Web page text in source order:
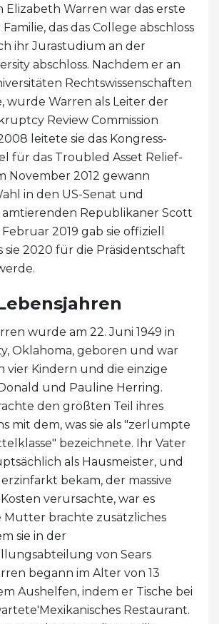
Elizabeth Warren war das erste
das das College abschloss
ihr Jurastudium an der
abschloss. Nachdem er an
Rechtswissenschaften
wurde Warren als Leiter der
Review Commission
leitete sie das Kongress-
für das Troubled Asset Relief-
November 2012 gewann
in den US-Senat und
amtierenden Republikaner Scott
2019 gab sie offiziell
sie 2020 für die Präsidentschaft
wurde am 22. Juni 1949 in
Oklahoma, geboren und war
vier Kindern und die einzige
und Pauline Herring.
den größten Teil ihres
mit dem, was sie als "zerlumpte
bezeichnete. Ihr Vater
als Hausmeister, und
bekam, der massive
verursachte, war es
Mutter brachte zusätzliches
sie in der
von Sears
begann im Alter von 13
Aushelfen, indem er Tische bei
Restaurant.